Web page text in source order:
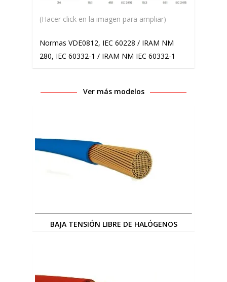
(Hacer click en la imagen para ampliar)
Normas VDE0812, IEC 60228 / IRAM NM
280, IEC 60332-1 / IRAM NM IEC 60332-1
Ver más modelos
BAJA TENSIÓN LIBRE DE HALÓGENOS